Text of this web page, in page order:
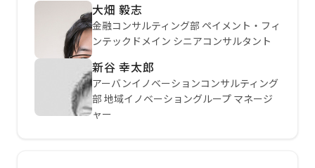
大畑 毅志
金融コンサルティング部 ペイメント・フィ
ンテックドメイン シニアコンサルタント
新谷 幸太郎
アーバンイノベーションコンサルティング
部 地域イノベーショングループ マネージ
ャー